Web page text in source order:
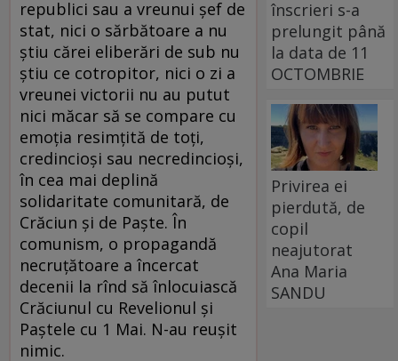
republici sau a vreunui șef de
stat, nici o sărbătoare a nu
știu cărei eliberări de sub nu
știu ce cotropitor, nici o zi a
vreunei victorii nu au putut
nici măcar să se compare cu
emoția resimțită de toți,
credincioși sau necredincioși,
în cea mai deplină
solidaritate comunitară, de
Crăciun și de Paște. În
comunism, o propagandă
necruțătoare a încercat
decenii la rînd să înlocuiască
Crăciunul cu Revelionul și
Paștele cu 1 Mai. N-au reușit
nimic.
înscrieri s-a
prelungit până
la data de 11
OCTOMBRIE
Privirea ei
pierdută, de
copil
neajutorat
Ana Maria
SANDU